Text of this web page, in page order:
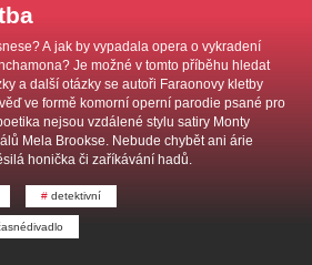
Pro děti
Kino
A jak by vypadala opera o vykradení
Je možné v tomto příběhu hledat
a další otázky se autoři Faraonovy kletby
ve formě komorní operní parodie psané pro
nejsou vzdálené stylu satiry Monty
Mela Brookse. Nebude chybět ani árie
honička či zaříkávání hadů.
detektivní
rezervační
komedie